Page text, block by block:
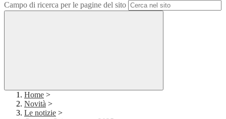
Campo di ricerca per le pagine del sito
Home >
Novità >
Le notizie >